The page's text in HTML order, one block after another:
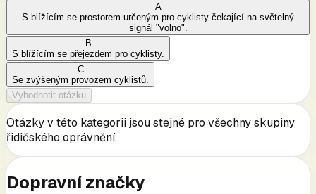
A
S blížícím se prostorem určeným pro cyklisty čekající na světelný
signál "volno".
B
S blížícím se přejezdem pro cyklisty.
C
Se zvýšeným provozem cyklistů.
Vyhodnotit otázku
Otázky v této kategorii jsou stejné pro všechny skupiny
řidičského oprávnění.
Dopravní značky